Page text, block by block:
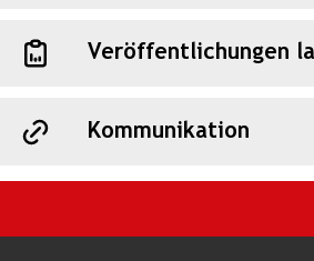
Veröffentlichungen
Kommunikation